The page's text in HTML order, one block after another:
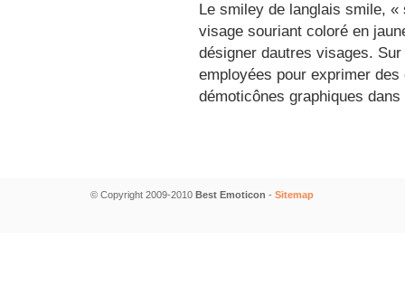
Le smiley de langlais smile,
visage souriant coloré en
désigner dautres visages.
employées pour exprimer
démoticônes graphiques
© Copyright 2009-2010 Best Emoticon - Sitemap